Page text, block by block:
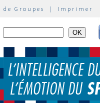
Groupes | Imprimer